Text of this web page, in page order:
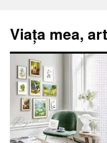
Viața mea,